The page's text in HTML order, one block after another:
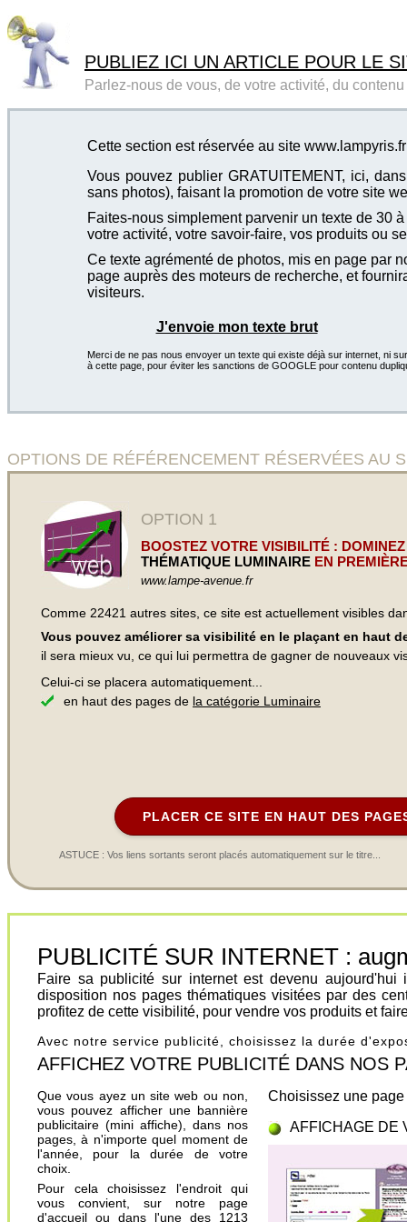
PUBLIEZ ICI UN ARTICLE POUR LE
Parlez-nous de vous, de votre activité, du
Cette section est réservée au site www.lampyris.fr
Vous pouvez publier GRATUITEMENT, ici,
sans photos), faisant la promotion de votre site
Faites-nous simplement parvenir un texte de 30
votre activité, votre savoir-faire, vos produits ou
Ce texte agrémenté de photos, mis en page par
page auprès des moteurs de recherche, et
visiteurs.
J'envoie mon texte brut
Merci de ne pas nous envoyer un texte qui existe déjà sur internet, ni
à cette page, pour éviter les sanctions de GOOGLE pour contenu
OPTIONS DE RÉFÉRENCEMENT RÉSERVÉES AU
OPTION 1
BOOSTEZ VOTRE VISIBILITÉ :
THÉMATIQUE LUMINAIRE EN
www.lampe-avenue.fr
Comme 22421 autres sites, ce site est actuellement visibles
Vous pouvez améliorer sa visibilité en le plaçant en haut
il sera mieux vu, ce qui lui permettra de gagner de nouveaux
Celui-ci se placera automatiquement...
en haut des pages de la catégorie Luminaire
PLACER CE SITE EN HAUT DES
ASTUCE : Vos liens sortants seront placés automatiquement sur le titre...
PUBLICITÉ SUR INTERNET :
Faire sa publicité sur internet est devenu
disposition nos pages thématiques visitées par des
profitez de cette visibilité, pour vendre vos produits et
Avec notre service publicité, choisissez la durée
AFFICHEZ VOTRE PUBLICITÉ DANS NOS
Que vous ayez un site web ou non,
vous pouvez afficher une bannière
publicitaire (mini affiche), dans nos
pages, à n'importe quel moment de
l'année, pour la durée de votre
choix.
Pour cela choisissez l'endroit qui
vous convient, sur notre page
d'accueil ou dans l'une des 1213
Choisissez une
AFFICHAGE DE